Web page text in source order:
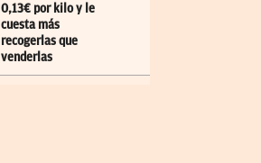
0,13€ por kilo y le
cuesta más
recogerlas que
venderlas